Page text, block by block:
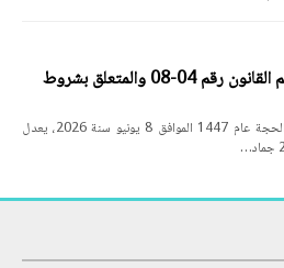
قانون رقم 26-12 يعدل ويتمم القانون رقم 04-08 والمتعلق بشروط
قانون رقم 26-12 مؤرخ في 22 ذي الحجة عام 1447 الموافق 8 يونيو سنة 2026، يعدل